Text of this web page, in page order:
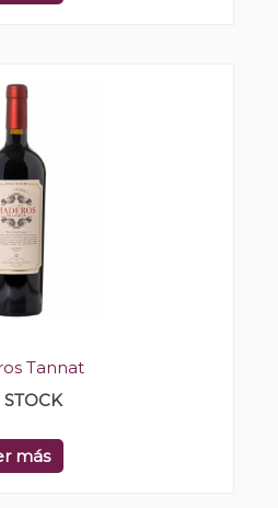
Tannat
más